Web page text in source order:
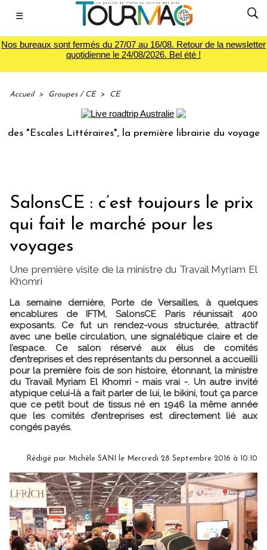
☰
Nos bureaux sont fermés du 27/07 au 16/08. Retour de la newsletter
quotidienne le 24/08/2026. Bel été !
Accueil > Groupes / CE > CE
Littéraires", la première librairie du voyage Le
SalonsCE : c’est toujours le prix
qui fait le marché pour les
voyages
Une première visite de la ministre du Travail Myriam El
Khomri
La semaine dernière, Porte de Versailles, à quelques
encablures de IFTM, SalonsCE Paris réunissait 400
exposants. Ce fut un rendez-vous structurée, attractif
avec une belle circulation, une signalétique claire et de
l’espace. Ce salon réservé aux élus de comités
d’entreprises et des représentants du personnel a accueilli
pour la première fois de son histoire, étonnant, la ministre
du Travail Myriam El Khomri - mais vrai -. Un autre invité
atypique celui-là a fait parler de lui, le bikini, tout ça parce
que ce petit bout de tissus né en 1946 la même année
que les comités d’entreprises est directement lié aux
congés payés.
Rédigé par Michèle SANI le Mercredi 28 Septembre 2016 à 10:10